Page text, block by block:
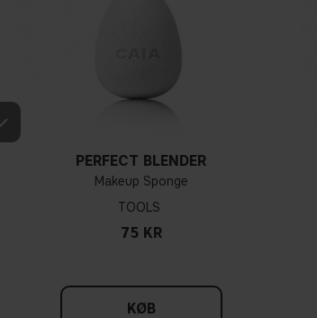
PERFECT BLENDER
Makeup Sponge
TOOLS
75 KR
KØB